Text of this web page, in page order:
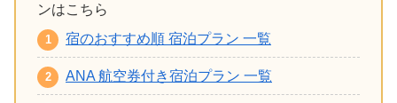
ンはこちら
宿のおすすめ順 宿泊プラン 一覧
ANA 航空券付き宿泊プラン 一覧